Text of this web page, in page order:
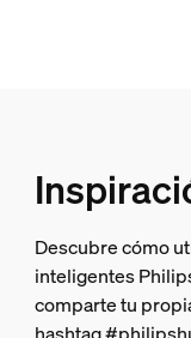
25.000
Medio
Descubre cómo
inteligentes
comparte tu